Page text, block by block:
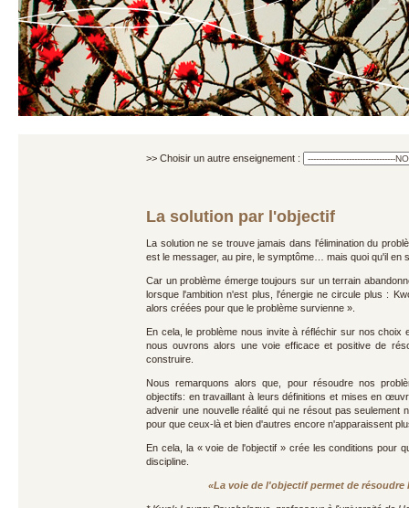
>> Choisir un autre enseignement :
La solution par l'objectif
La solution ne se trouve jamais dans l'élimination du
est le messager, au pire, le symptôme… mais quoi qu'il en
Car un problème émerge toujours sur un terrain
lorsque l'ambition n'est plus, l'énergie ne circule plus :
alors créées pour que le problème survienne ».
En cela, le problème nous invite à réfléchir sur nos
nous ouvrons alors une voie efficace et positive de
construire.
Nous remarquons alors que, pour résoudre nos
objectifs: en travaillant à leurs définitions et mises en
advenir une nouvelle réalité qui ne résout pas seulement
pour que ceux-là et bien d'autres encore n'apparaissent
En cela, la « voie de l'objectif » crée les conditions pour
discipline.
«La voie de l'objectif permet de